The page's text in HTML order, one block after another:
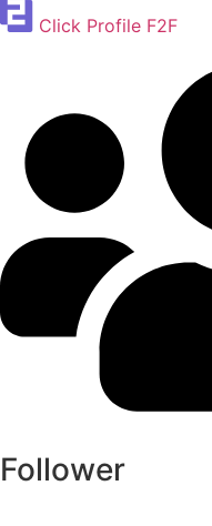
Click Profile F2F
Follower